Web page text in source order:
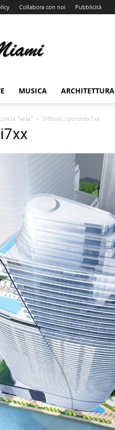
Collabora con noi Pubblicità
MUSICA ARCHITETTURA
la “vela” 5il9zvb_zpsnonbi7xx